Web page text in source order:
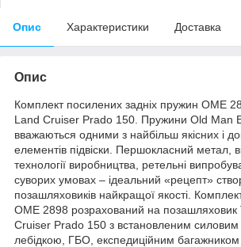
Опис Характеристики Доставка
Опис
Комплект посилених задніх пружин OME
Land Cruiser Prado 150. Пружини Old Man
вважаються одними з найбільш якісних і
елементів підвіски. Першокласний метал,
технології виробництва, ретельні
суворих умовах – ідеальний «рецепт»
позашляховиків найкращої якості.
OME 2898 розрахований на позашляховик
Cruiser Prado 150 з встановленим
лебідкою, ГБО, експедиційним багажником